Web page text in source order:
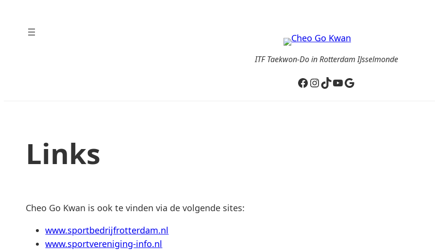
ITF Taekwon-Do in Rotterdam IJsselmonde
Facebook
Instagram
TikTok
YouTube
Google
Links
Cheo Go Kwan is ook te vinden via de volgende sites:
www.sportbedrijfrotterdam.nl
www.sportvereniging-info.nl